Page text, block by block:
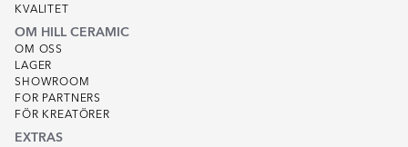
KVALITET
OM HILL CERAMIC
OM OSS
LAGER
SHOWROOM
FOR PARTNERS
FÖR KREATÖRER
EXTRAS